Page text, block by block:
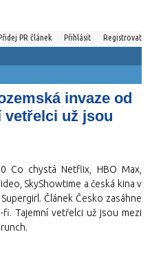
PR článek Přihlásit Registrovat
invaze od
vetřelci už jsou
Co chystá Netflix, HBO Max,
SkyShowtime a česká kina v
Článek Česko zasáhne
Tajemní vetřelci už jsou mezi